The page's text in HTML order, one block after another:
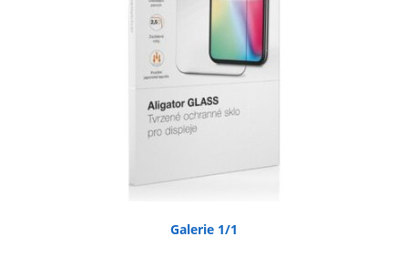
Galerie 1/1